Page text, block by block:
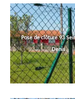
Pose de clôture 93
Denis